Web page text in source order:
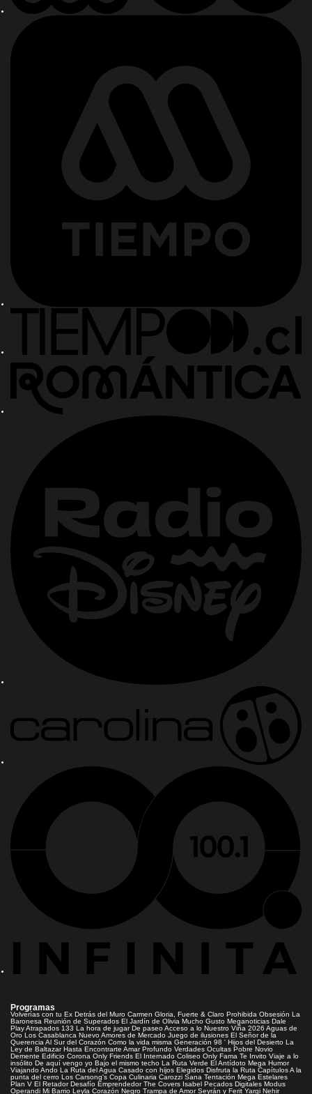
Programas
Volverías con tu Ex Detrás del Muro Carmen Gloria, Fuerte & Claro Prohibida Obsesión La
Baronesa Reunión de Superados El Jardín de Olivia Mucho Gusto Meganoticias Dale
PlayAtrapados 133 La hora de jugar De paseoAcceso a lo Nuestro Viña 2026 Aguas de
Oro Los Casablanca Nuevo Amores de Mercado Juego de ilusiones El Señor de la
Querencia Al Sur del Corazón Como la vida misma Generación 98 ' Hijos del Desierto La
Ley de Baltazar Hasta Encontrarte Amar Profundo Verdades Ocultas Pobre Novio
Demente Edificio Corona Only Friends El Internado Coliseo Only Fama Te Invito Viaje a lo
insólito De aquí vengo yo Bajo el mismo techo La Ruta Verde El Antídoto Mega Humor
Viajando Ando La Ruta del Agua Casado con hijos Elegidos Disfruta la Ruta CapítulosA la
punta del cerro Los Carsong's Copa Culinaria Carozzi Sana Tentación Mega Estelares
Plan V El Retador Desafío Emprendedor The Covers Isabel Pecados Digitales Modus
Operandi Mi Barrio Leyla Corazón Negro Trampa de Amor Seyrán y Ferit Yargi Nehir